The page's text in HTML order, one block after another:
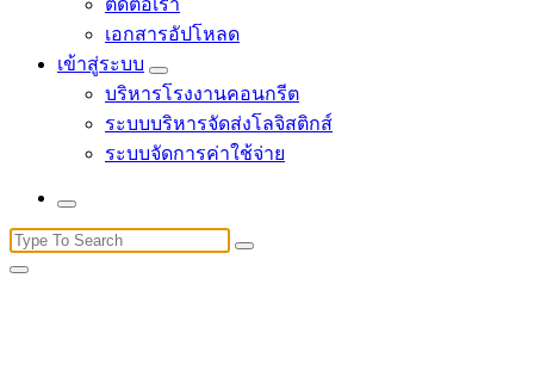
ติดต่อเรา
เอกสารอัปโหลด
เข้าสู่ระบบ
บริหารโรงงานคอนกรีต
ระบบบริหารจัดส่งโลจิสติกส์
ระบบจัดการค่าใช้จ่าย
Search
for: